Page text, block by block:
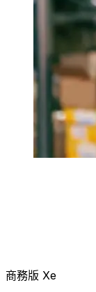
商務版 Xe